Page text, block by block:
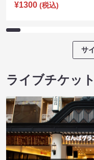
¥1300 (税込)
サ
ライブチケット